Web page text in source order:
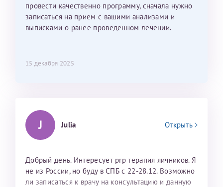
провести качественно программу, сначала нужно
записаться на прием с вашими анализами и
выписками о ранее проведенном лечении.
15 декабря 2025
J Julia Открыть
Добрый день. Интересует prp терапия яичников. Я
не из России, но буду в СПБ с 22-28.12. Возможно
ли записаться к врачу на консультацию и данную